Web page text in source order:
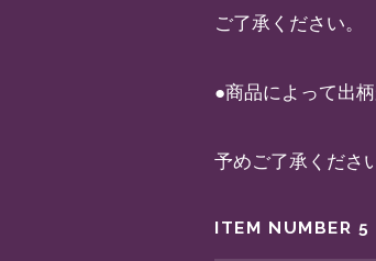
ご了承ください。
●商品によって出
予めご了承くださ
ITEM NUMBER 5